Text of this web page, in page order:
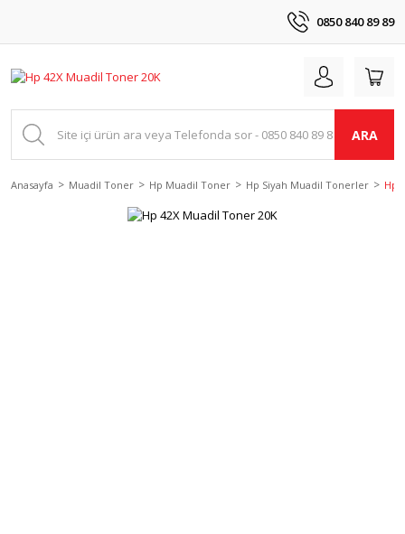
0850 840 89 89
ARA
Anasayfa Muadil Toner Hp Muadil Toner Hp Siyah Muadil Tonerler Hp